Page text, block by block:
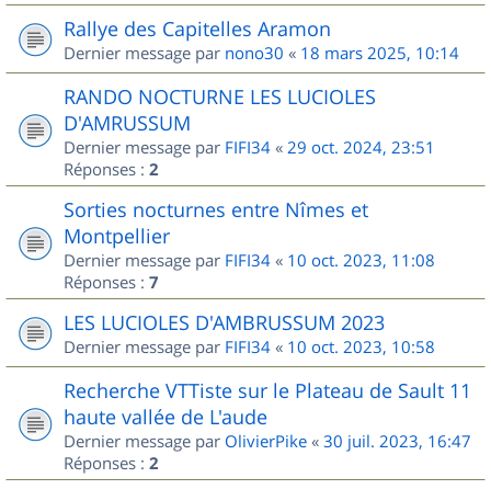
Rallye des Capitelles Aramon
Dernier message par nono30 « 18 mars 2025, 10:14
RANDO NOCTURNE LES LUCIOLES
D'AMRUSSUM
Dernier message par FIFI34 « 29 oct. 2024, 23:51
Réponses : 2
Sorties nocturnes entre Nîmes et
Montpellier
Dernier message par FIFI34 « 10 oct. 2023, 11:08
Réponses : 7
LES LUCIOLES D'AMBRUSSUM 2023
Dernier message par FIFI34 « 10 oct. 2023, 10:58
Recherche VTTiste sur le Plateau de Sault 11
haute vallée de L'aude
Dernier message par OlivierPike « 30 juil. 2023, 16:47
Réponses : 2